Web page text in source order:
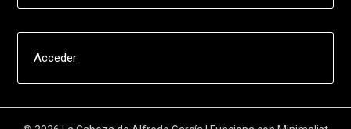
Acceder